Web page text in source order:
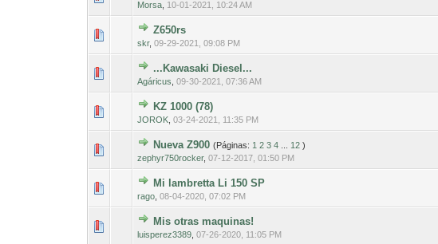
Morsa 10-01-2021, 10:24 AM
Z650rs
skr,09-29-2021, 09:08 PM
...Kawasaki Diesel...
Agáricus ,09-30-2021, 07:36 AM
KZ 1000 (78)
JOROK ,03-24-2021, 11:35 PM
Nueva Z900 (Páginas: 1 2 3 4 12 )
zephyr750rocker,07-12-2017, 01:50 PM
0 voto(s) - Media 0 de 5
Mi lambretta Li 150 SP
rago ,08-04-2020, 07:02 PM
Mis otras maquinas!
luisperez3389 ,07-26-2020, 11:05 PM